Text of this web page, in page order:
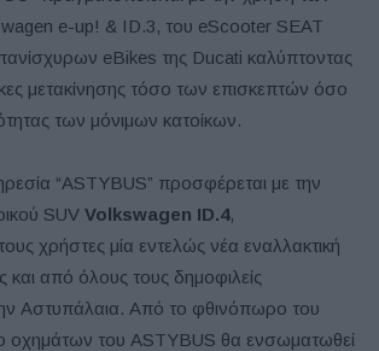
e-up! & ID.3, του eScooter SEAT
eBikes της Ducati καλύπτοντας
μετακίνησης τόσο των επισκεπτών όσο
των μόνιμων κατοίκων.
“ASTYBUS” προσφέρεται με την
SUV Volkswagen ID.4,
χρήστες μία εντελώς νέα εναλλακτική
και από όλους τους δημοφιλείς
Αστυπάλαια. Από το φθινόπωρο του
οχημάτων του ASTYBUS θα ενσωματωθεί